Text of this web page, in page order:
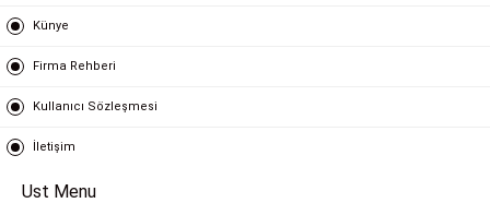
Künye
Firma Rehberi
Kullanıcı Sözleşmesi
İletişim
Ust Menu